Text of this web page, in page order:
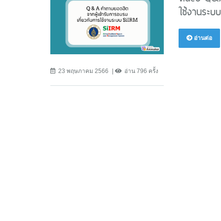
23 พฤษภาคม 2566 อ่าน 796 ครั้ง
ใช้งานระบ
อ่านต่อ